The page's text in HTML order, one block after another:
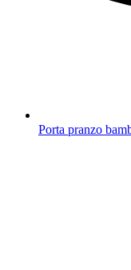
Porta pranzo